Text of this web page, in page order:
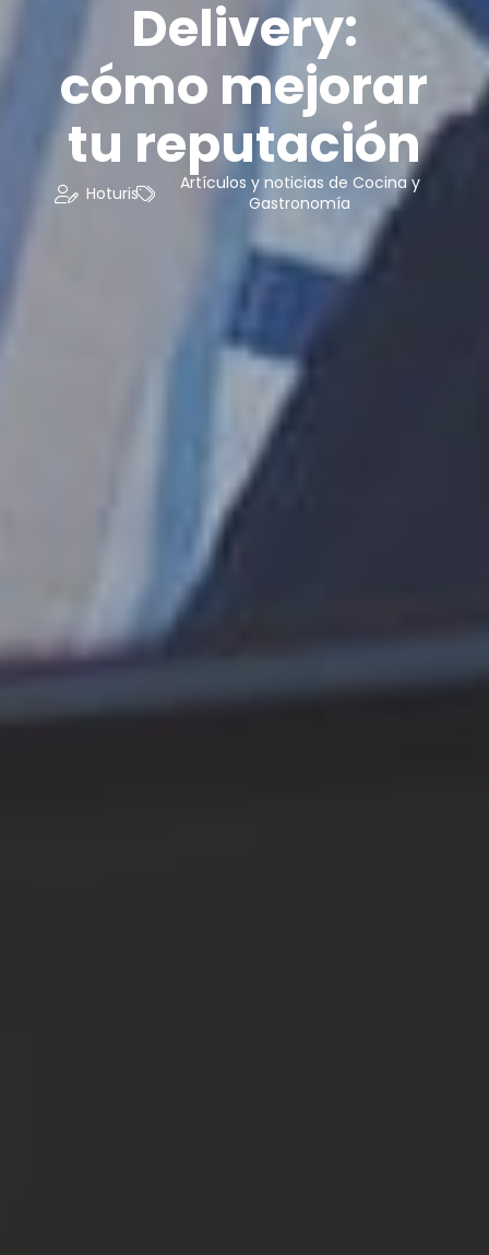
Delivery:
cómo mejorar
tu reputación
Hoturis
Artículos y noticias de Cocina y
Gastronomía